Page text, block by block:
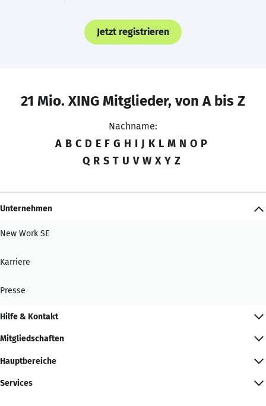
Jetzt registrieren
21 Mio. XING Mitglieder, von A bis Z
Nachname:
A B C D E F G H I J K L M N O P
Q R S T U V W X Y Z
Unternehmen
New Work SE
Karriere
Presse
Hilfe & Kontakt
Mitgliedschaften
Hauptbereiche
Services